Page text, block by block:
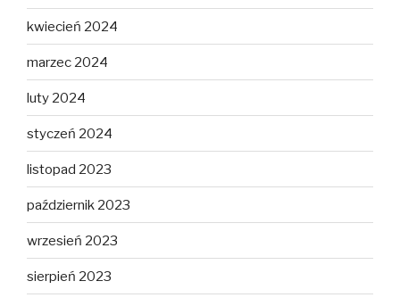
kwiecień 2024
marzec 2024
luty 2024
styczeń 2024
listopad 2023
październik 2023
wrzesień 2023
sierpień 2023